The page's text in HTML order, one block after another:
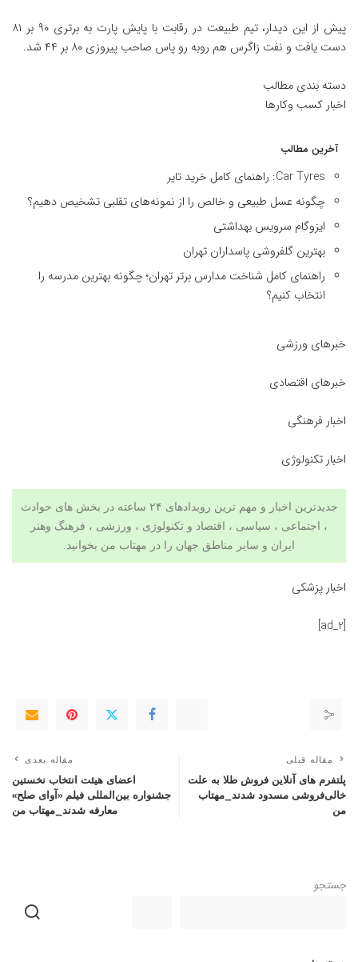
پیش از این دیدار، تیم طبیعت در رقابت با پایش پارت به برتری ۹۰ بر ۸۱
دست یافت و نفت زاگرس هم روبه رو پاس صاحب پیروزی ۸۰ بر ۴۴ شد.
دسته بندی مطالب
اخبار کسب وکارها
آخرین مطالب
Car Tyres: راهنمای کامل خرید تایر
چگونه عسل طبیعی و خالص را از نمونه‌های تقلبی تشخیص دهیم؟
ایزوگام سرویس بهداشتی
بهترین گلفروشی پاسداران تهران
راهنمای کامل شناخت مدارس برتر تهران؛ چگونه بهترین مدرسه را
انتخاب کنیم؟
خبرهای ورزشی
خبرهای اقتصادی
اخبار فرهنگی
اخبار تکنولوژی
جدیدترین اخبار و مهم ترین رویدادهای ۲۴ ساعته در بخش های حوادث
، اجتماعی ، سیاسی ، اقتصاد و تکنولوژی ، ورزشی ، فرهنگ وهنر
ایران و سایر مناطق جهان را در مهتاب من بخوانید.
اخبار پزشکی
[ad_2]
مقاله قبلی
پلتفرم های آنلاین فروش طلا به علت
خالی‌فروشی مسدود شدند_مهتاب
من
مقاله بعدی
اعضای هیئت انتخاب نخستین
جشنواره بین‌المللی فیلم «آوای صلح»
معارفه شدند_مهتاب من
جستجو